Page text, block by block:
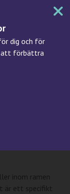
dig och för
att förbättra
en viss
inom ramen
är ett specifikt